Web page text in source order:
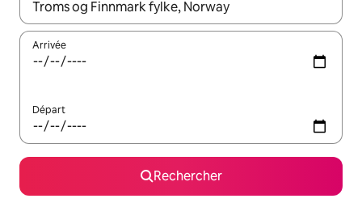
Lorsque les résultats s'affichent, utilisez les flèches vers le
Arrivée
Départ
Rechercher